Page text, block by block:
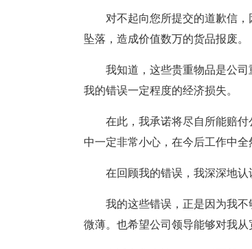
对不起向您所提交的道歉信
坠落，造成价值数万的货品报废。
我知道，这些贵重物品是公
我的错误一定程度的经济损失。
在此，我承诺将尽自所能赔
中一定非常小心，在今后工作中全
在回顾我的错误，我深深地认
我的这些错误，正是因为我
微薄。也希望公司领导能够对我从